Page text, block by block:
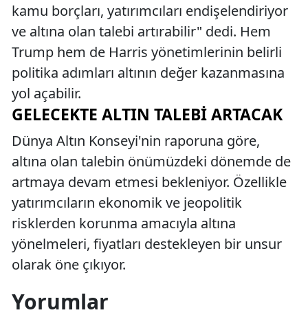
kamu borçları, yatırımcıları endişelendiriyor
ve altına olan talebi artırabilir" dedi. Hem
Trump hem de Harris yönetimlerinin belirli
politika adımları altının değer kazanmasına
yol açabilir.
GELECEKTE ALTIN TALEBI ARTACAK
Dünya Altın Konseyi'nin raporuna göre,
altına olan talebin önümüzdeki dönemde de
artmaya devam etmesi bekleniyor. Özellikle
yatırımcıların ekonomik ve jeopolitik
risklerden korunma amacıyla altına
yönelmeleri, fiyatları destekleyen bir unsur
olarak öne çıkıyor.
Yorumlar